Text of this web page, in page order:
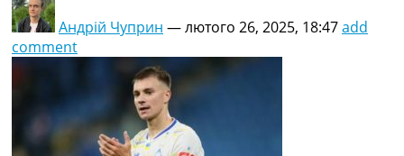
Андрій Чуприн —лютого 26, 2025, 18:47add
comment